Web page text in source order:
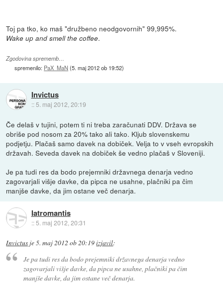
Toj pa tko, ko maš "družbeno neodgovornih" 99,995%.
Wake up and smell the coffee.
Zgodovina sprememb…
spremenilo: PaX_MaN(5. maj 2012 ob 19:52)
Invictus
:: 5. maj 2012, 20:19
Če delaš v tujini, potem ti ni treba zaračunati DDV. Država se
obriše pod nosom za 20% tako ali tako. Kljub slovenskemu
podjetju. Plačaš samo davek na dobiček. Velja to v vseh evropskih
državah. Seveda davek na dobiček še vedno plačaš v Sloveniji.
Je pa tudi res da bodo prejemniki državnega denarja vedno
zagovarjali višje davke, da pipca ne usahne, plačniki pa čim
manjše davke, da jim ostane več denarja.
Iatromantis
::5. maj 2012, 20:31
Invictus je5. maj 2012 ob 20:19izjavil:
Je pa tudi res da bodo prejemniki državnega denarja vedno
zagovarjali višje davke, da pipca ne usahne, plačniki pa čim
manjše davke, da jim ostane več denarja.